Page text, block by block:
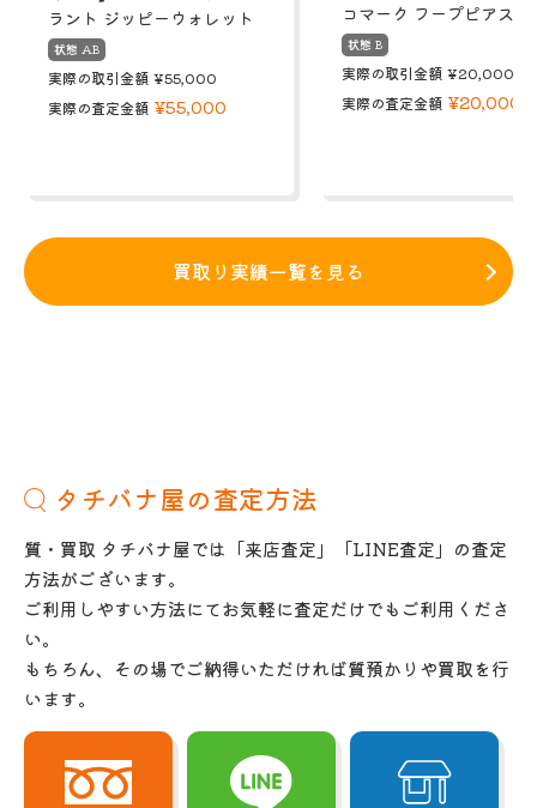
ラント ジッピーウォレット
状態 AB
実際の取引金額 ¥55,000
実際の査定金額 ¥55,000
コマーク フープピアス
状態 B
実際の取引金額 ¥20,000
実際の査定金額 ¥20,000
買取り実績一覧を見る
タチバナ屋の査定方法
質・買取 タチバナ屋では「来店査定」「LINE査定」の査定
方法がございます。
ご利用しやすい方法にてお気軽に査定だけでもご利用くださ
い。
もちろん、その場でご納得いただければ質預かりや買取を行
います。